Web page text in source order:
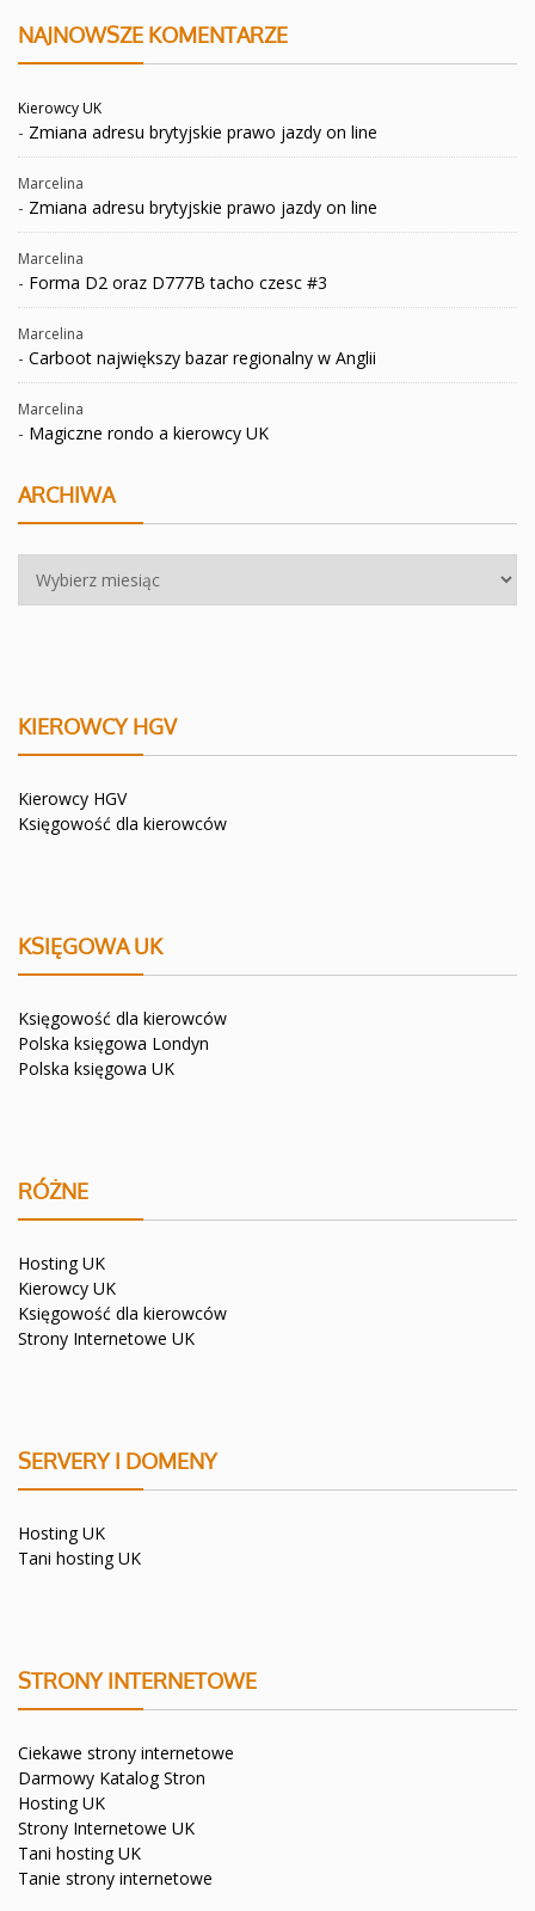
NAJNOWSZE KOMENTARZE
Kierowcy UK
- Zmiana adresu brytyjskie prawo jazdy on line
Marcelina
- Zmiana adresu brytyjskie prawo jazdy on line
Marcelina
- Forma D2 oraz D777B tacho czesc #3
Marcelina
- Carboot największy bazar regionalny w Anglii
Marcelina
- Magiczne rondo a kierowcy UK
ARCHIWA
KIEROWCY HGV
Kierowcy HGV
Księgowość dla kierowców
KSIĘGOWA UK
Księgowość dla kierowców
Polska księgowa Londyn
Polska księgowa UK
RÓŻNE
Hosting UK
Kierowcy UK
Księgowość dla kierowców
Strony Internetowe UK
SERVERY I DOMENY
Hosting UK
Tani hosting UK
STRONY INTERNETOWE
Ciekawe strony internetowe
Darmowy Katalog Stron
Hosting UK
Strony Internetowe UK
Tani hosting UK
Tanie strony internetowe